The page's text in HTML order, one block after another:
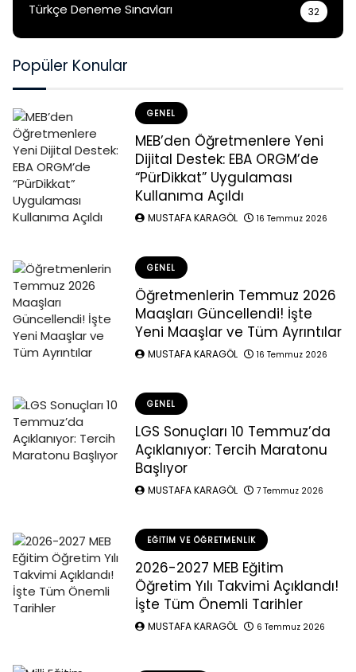
Türkçe Deneme Sınavları 32
Popüler Konular
GENEL
MEB’den Öğretmenlere Yeni
Dijital Destek: EBA ORGM’de
“PürDikkat” Uygulaması
Kullanıma Açıldı
MUSTAFA KARAGÖL 16 Temmuz 2026
GENEL
Öğretmenlerin Temmuz 2026
Maaşları Güncellendi! İşte
Yeni Maaşlar ve Tüm Ayrıntılar
MUSTAFA KARAGÖL 16 Temmuz 2026
GENEL
LGS Sonuçları 10 Temmuz’da
Açıklanıyor: Tercih Maratonu
Başlıyor
MUSTAFA KARAGÖL 7 Temmuz 2026
EĞITIM VE ÖĞRETMENLIK
2026-2027 MEB Eğitim
Öğretim Yılı Takvimi Açıklandı!
İşte Tüm Önemli Tarihler
MUSTAFA KARAGÖL 6 Temmuz 2026